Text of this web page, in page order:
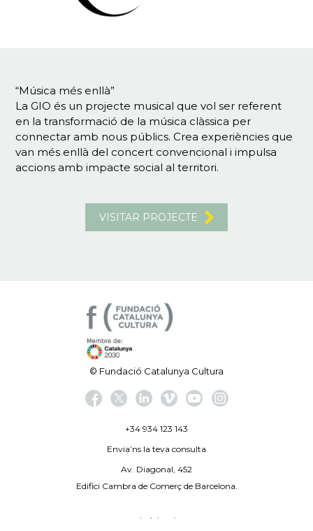
“Música més enllà”
La GIO és un projecte musical que vol ser referent
en la transformació de la música clàssica per
connectar amb nous públics. Crea experiències que
van més enllà del concert convencional i impulsa
accions amb impacte social al territori.
VISITAR PROJECTE
© Fundació Catalunya Cultura
+34 934 123 143
Envia’ns la teva consulta
Av. Diagonal, 452
Edifici Cambra de Comerç de Barcelona.
Avís legal